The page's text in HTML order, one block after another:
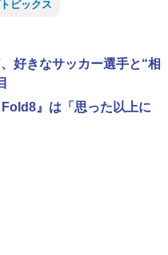
ピックス
好きなサッカー選手と“相
』は「思った以上に